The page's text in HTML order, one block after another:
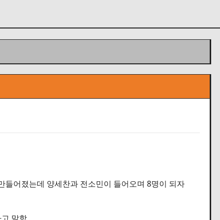
어졌는데 양세찬과 전소민이 들어오며 8명이 되자